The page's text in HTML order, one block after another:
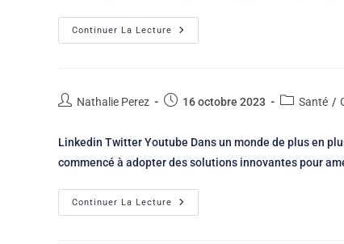
Continuer La Lecture
Nathalie Perez 16 octobre 2023 Santé /
Linkedin Twitter Youtube Dans un monde de plus en
commencé à adopter des solutions innovantes pour
Continuer La Lecture